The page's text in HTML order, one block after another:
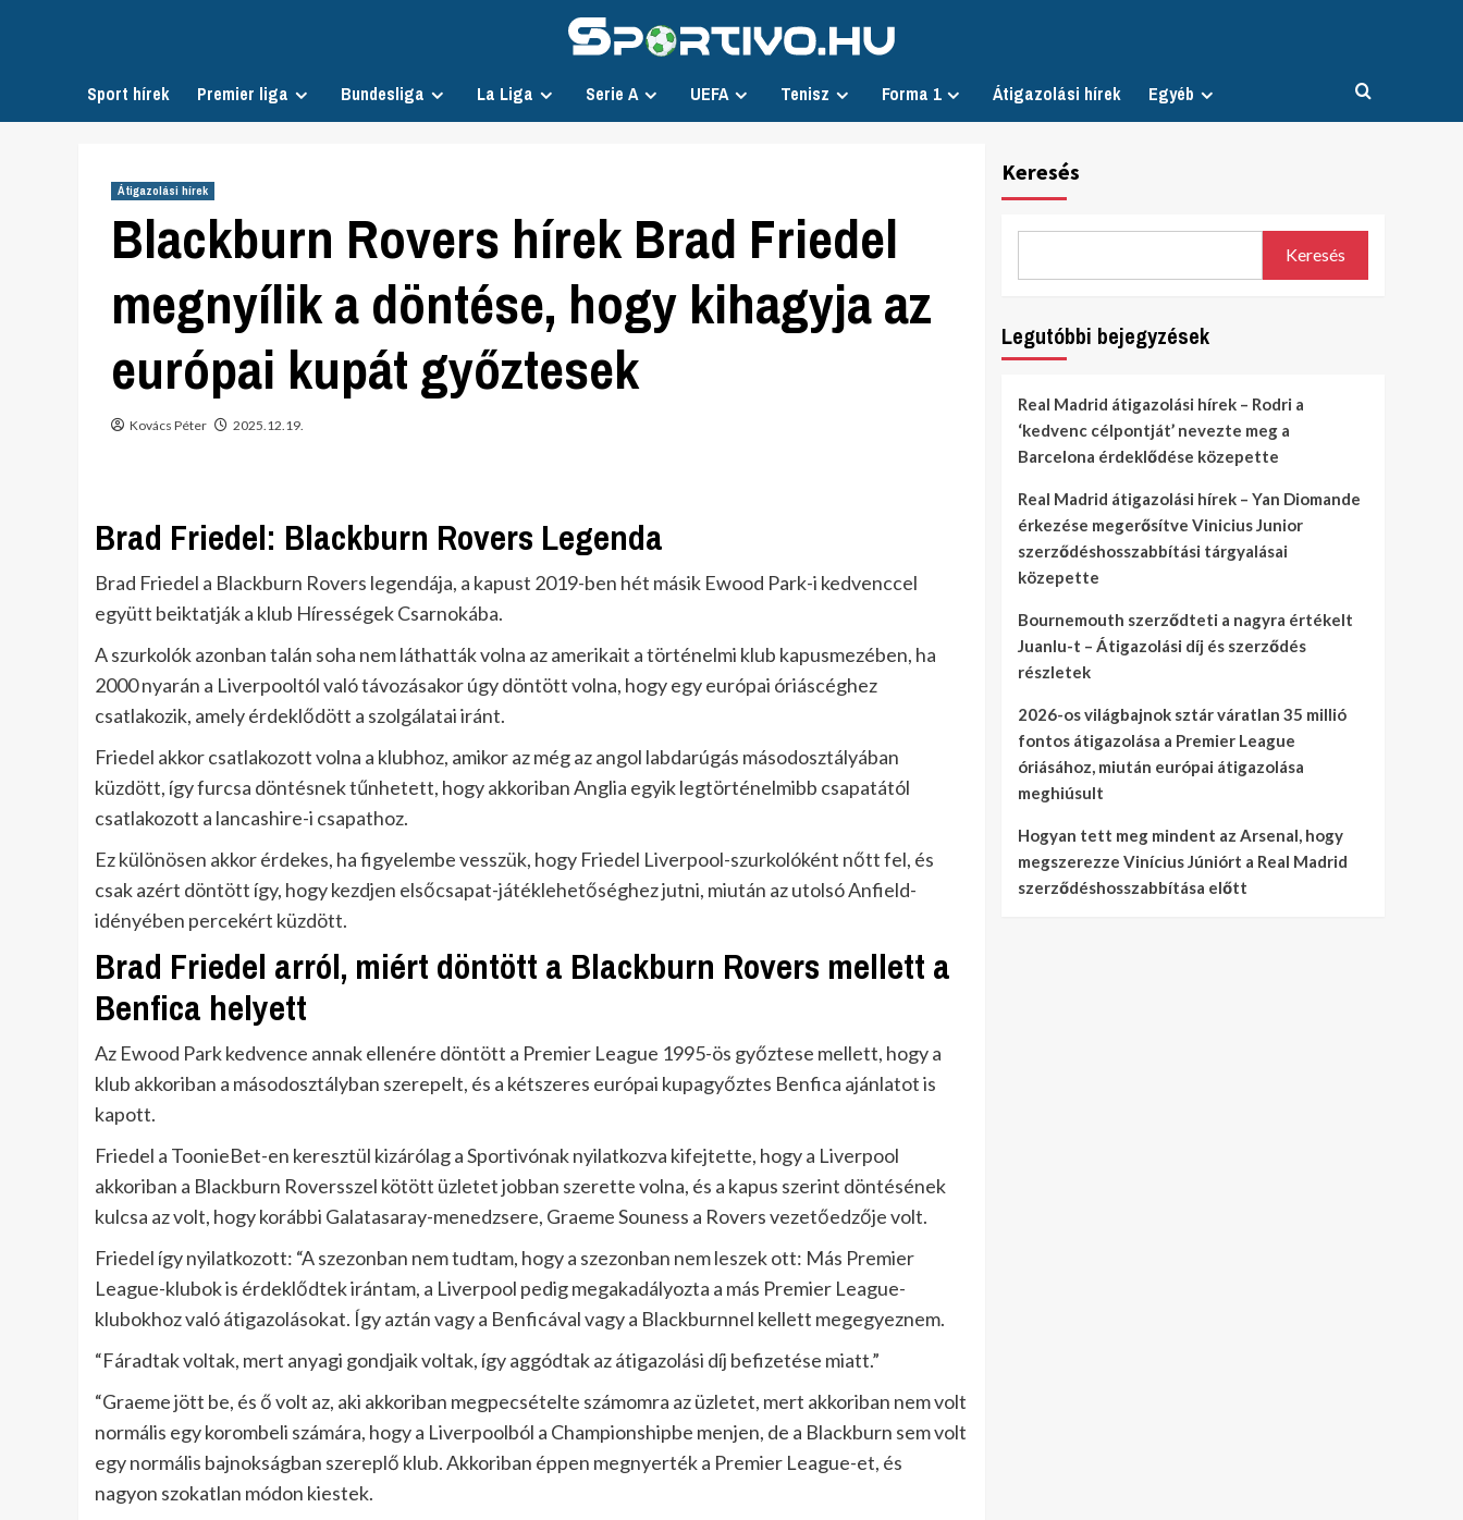
Sport hírek Premier liga Bundesliga La Liga Serie A UEFA Tenisz Forma 1 Átigazolási hírek Egyéb
Átigazolási hírek
Blackburn Rovers hírek Brad Friedel
megnyílik a döntése, hogy kihagyja az
európai kupát győztesek
Kovács Péter 2025.12.19.
Brad Friedel: Blackburn Rovers Legenda
Brad Friedel a Blackburn Rovers legendája, a kapust 2019-ben hét másik Ewood Park-i kedvenccel
együtt beiktatják a klub Hírességek Csarnokába.
A szurkolók azonban talán soha nem láthatták volna az amerikait a történelmi klub kapusmezében, ha
2000 nyarán a Liverpooltól való távozásakor úgy döntött volna, hogy egy európai óriáscéghez
csatlakozik, amely érdeklődött a szolgálatai iránt.
Friedel akkor csatlakozott volna a klubhoz, amikor az még az angol labdarúgás másodosztályában
küzdött, így furcsa döntésnek tűnhetett, hogy akkoriban Anglia egyik legtörténelmibb csapatától
csatlakozott a lancashire-i csapathoz.
Ez különösen akkor érdekes, ha figyelembe vesszük, hogy Friedel Liverpool-szurkolóként nőtt fel, és
csak azért döntött így, hogy kezdjen elsőcsapat-játéklehetőséghez jutni, miután az utolsó Anfield-
idényében percekért küzdött.
Brad Friedel arról, miért döntött a Blackburn Rovers mellett a
Benfica helyett
Az Ewood Park kedvence annak ellenére döntött a Premier League 1995-ös győztese mellett, hogy a
klub akkoriban a másodosztályban szerepelt, és a kétszeres európai kupagyőztes Benfica ajánlatot is
kapott.
Friedel a ToonieBet-en keresztül kizárólag a Sportivónak nyilatkozva kifejtette, hogy a Liverpool
akkoriban a Blackburn Roversszel kötött üzletet jobban szerette volna, és a kapus szerint döntésének
kulcsa az volt, hogy korábbi Galatasaray-menedzsere, Graeme Souness a Rovers vezetőedzője volt.
Friedel így nyilatkozott: “A szezonban nem tudtam, hogy a szezonban nem leszek ott: Más Premier
League-klubok is érdeklődtek irántam, a Liverpool pedig megakadályozta a más Premier League-
klubokhoz való átigazolásokat. Így aztán vagy a Benficával vagy a Blackburnnel kellett megegyeznem.
“Fáradtak voltak, mert anyagi gondjaik voltak, így aggódtak az átigazolási díj befizetése miatt.”
“Graeme jött be, és ő volt az, aki akkoriban megpecsételte számomra az üzletet, mert akkoriban nem volt
normális egy korombeli számára, hogy a Liverpoolból a Championshipbe menjen, de a Blackburn sem volt
egy normális bajnokságban szereplő klub. Akkoriban éppen megnyerték a Premier League-et, és
nagyon szokatlan módon kiestek.
Keresés
Keresés
Legutóbbi bejegyzések
Real Madrid átigazolási hírek – Rodri a
‘kedvenc célpontját’ nevezte meg a
Barcelona érdeklődése közepette
Real Madrid átigazolási hírek – Yan Diomande
érkezése megerősítve Vinicius Junior
szerződéshosszabbítási tárgyalásai
közepette
Bournemouth szerződteti a nagyra értékelt
Juanlu-t – Átigazolási díj és szerződés
részletek
2026-os világbajnok sztár váratlan 35 millió
fontos átigazolása a Premier League
óriásához, miután európai átigazolása
meghiúsult
Hogyan tett meg mindent az Arsenal, hogy
megszerezze Vinícius Júniórt a Real Madrid
szerződéshosszabbítása előtt